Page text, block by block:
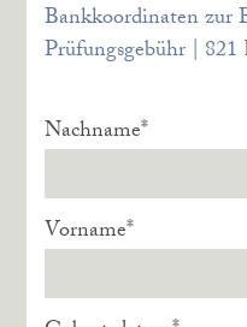
Bankkoordinaten zur
Prüfungsgebühr | 821
Nachname*
Vorname*